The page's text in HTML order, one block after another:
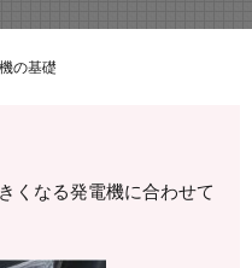
の基礎
くなる発電機に合わせて